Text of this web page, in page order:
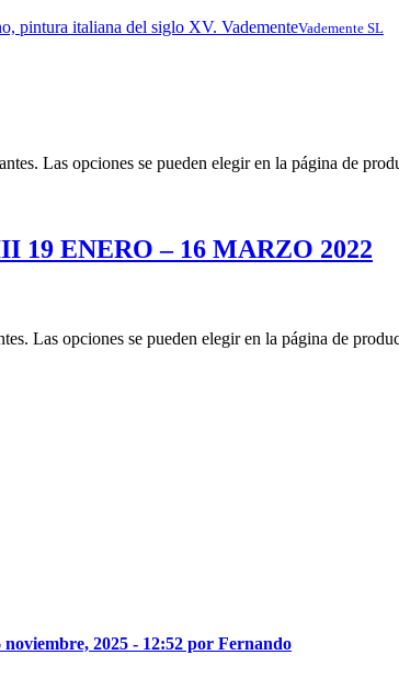
Vademente SL
Las opciones se pueden elegir en la página de
19 ENERO – 16 MARZO 2022
Las opciones se pueden elegir en la página de
noviembre, 2025 - 12:52 por Fernando